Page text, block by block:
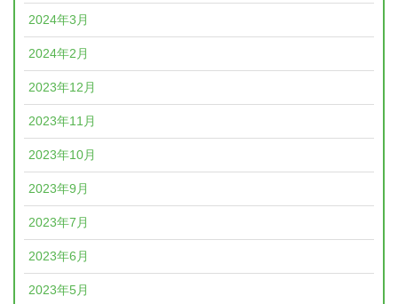
2024年3月
2024年2月
2023年12月
2023年11月
2023年10月
2023年9月
2023年7月
2023年6月
2023年5月